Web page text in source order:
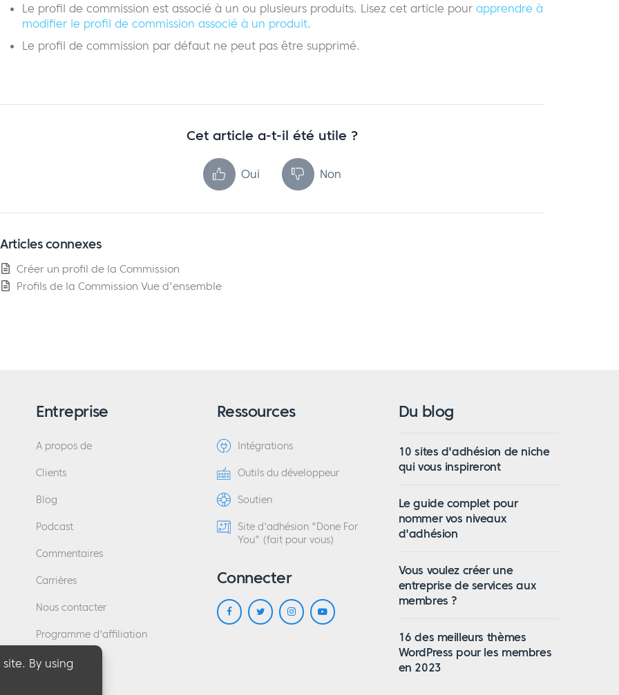
Le profil de commission est associé à un ou plusieurs produits. Lisez cet article pour apprendre à
modifier le profil de commission associé à un produit.
Le profil de commission par défaut ne peut pas être supprimé.
Cet article a-t-il été utile ?
Oui Non
Articles connexes
Créer un profil de la Commission
Profils de la Commission Vue d'ensemble
Entreprise
A propos de
Clients
Blog
Podcast
Commentaires
Carrières
Nous contacter
Programme d'affiliation
Ressources
Intégrations
Outils du développeur
Soutien
Site d'adhésion "Done For
You" (fait pour vous)
Connecter
Du blog
10 sites d'adhésion de niche
qui vous inspireront
Le guide complet pour
nommer vos niveaux
d'adhésion
Vous voulez créer une
entreprise de services aux
membres ?
16 des meilleurs thèmes
WordPress pour les membres
en 2023